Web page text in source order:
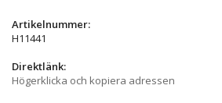
Artikelnummer:
H11441
Direktlänk:
Högerklicka och kopiera adressen